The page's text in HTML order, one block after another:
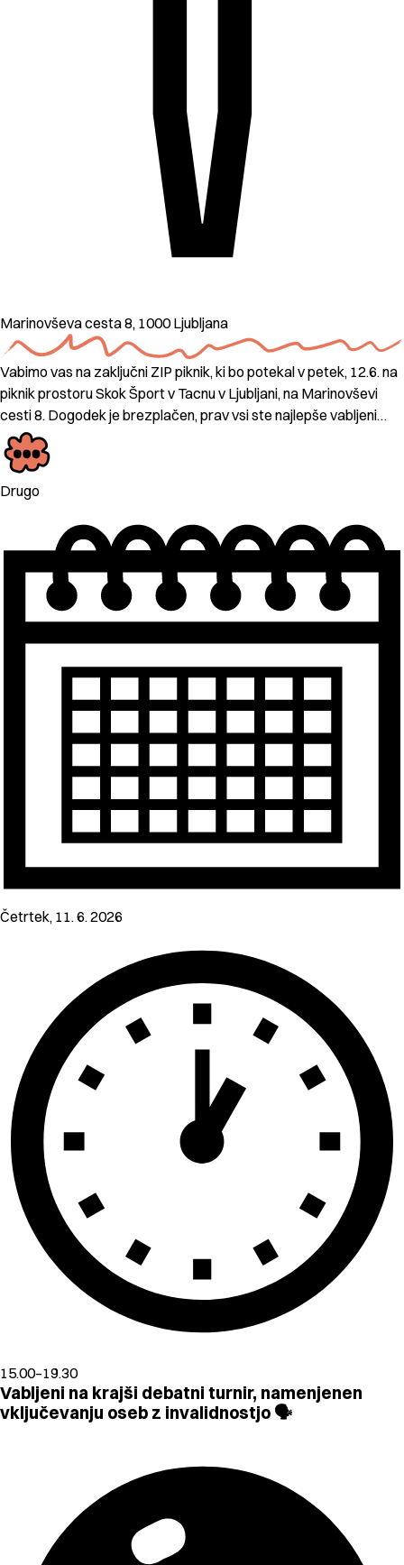
Marinovševa cesta 8, 1000 Ljubljana
Vabimo vas na zaključni ZIP piknik, ki bo potekal v petek, 12.6. na
piknik prostoru Skok Šport v Tacnu v Ljubljani, na Marinovševi
cesti 8. Dogodek je brezplačen, prav vsi ste najlepše vabljeni…
Drugo
Četrtek, 11. 6. 2026
15.00–19.30
Vabljeni na krajši debatni turnir, namenjenen
vključevanju oseb z invalidnostjo 🗣️